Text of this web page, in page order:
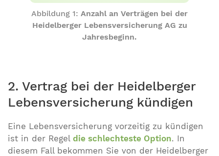
Abbildung 1: Anzahl an Verträgen bei der
Heidelberger Lebensversicherung AG zu
Jahresbeginn.
2. Vertrag bei der Heidelberger
Lebensversicherung kündigen
Eine Lebensversicherung vorzeitig zu kündigen
ist in der Regeldie schlechteste Option. In
diesem Fall bekommen Sie von der Heidelberger